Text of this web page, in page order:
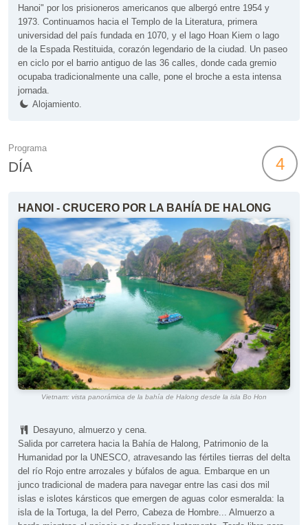
Hanoi" por los prisioneros americanos que albergó entre 1954 y
1973. Continuamos hacia el Templo de la Literatura, primera
universidad del país fundada en 1070, y el lago Hoan Kiem o lago
de la Espada Restituida, corazón legendario de la ciudad. Un paseo
en ciclo por el barrio antiguo de las 36 calles, donde cada gremio
ocupaba tradicionalmente una calle, pone el broche a esta intensa
jornada.
Alojamiento.
Programa
DÍA 4
HANOI - CRUCERO POR LA BAHÍA DE HALONG
Vietnam: vista panorámica de la bahía de Halong desde la isla Bo Hon
Desayuno, almuerzo y cena.
Salida por carretera hacia la Bahía de Halong, Patrimonio de la
Humanidad por la UNESCO, atravesando las fértiles tierras del delta
del río Rojo entre arrozales y búfalos de agua. Embarque en un
junco tradicional de madera para navegar entre las casi dos mil
islas e islotes kársticos que emergen de aguas color esmeralda: la
isla de la Tortuga, la del Perro, Cabeza de Hombre... Almuerzo a